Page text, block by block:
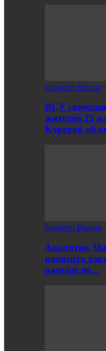
Новости России
ВСУ
жителей 25
Курской
Новости России
Аналитик
наносить
раньше не…